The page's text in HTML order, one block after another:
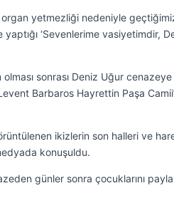
yetmezliği nedeniyle geçtiğimiz
yaptığı ‘Sevenlerime vasiyetimdir,
sonrası Deniz Uğur
Barbaros Hayrettin Paşa
ikizlerin son halleri ve
konuşuldu.
günler sonra çocuklarını